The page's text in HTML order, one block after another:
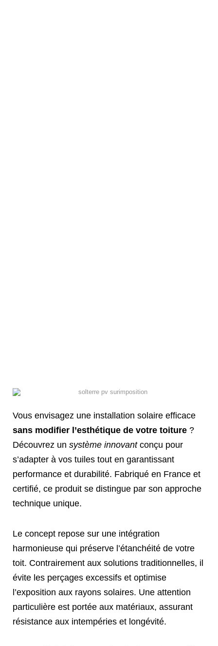
Vous envisagez une installation solaire efficace
sans modifier l’esthétique de votre toiture ?
Découvrez unsystème innovantconçu pour
s’adapter à vos tuiles tout en garantissant
performance et durabilité. Fabriqué en France et
certifié, ce produit se distingue par son approche
technique unique.
Le concept repose sur une intégration
harmonieuse qui préserve l’étanchéité de votre
toit. Contrairement aux solutions traditionnelles, il
évite les perçages excessifs et optimise
l’exposition aux rayons solaires. Une attention
particulière est portée aux matériaux, assurant
résistance aux intempéries et longévité.